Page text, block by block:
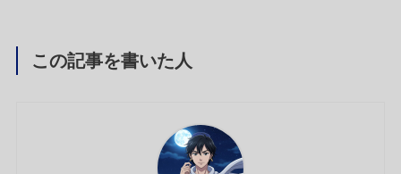
この記事を書いた人